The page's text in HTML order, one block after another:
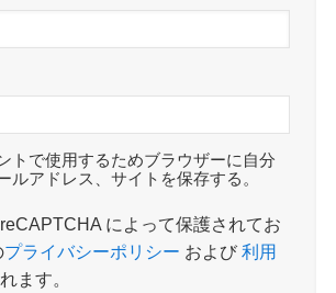
トで使用するためブラウザーに自分
ルアドレス、サイトを保存する。
によって保護されてお
プライバシーポリシー および利用
ます。